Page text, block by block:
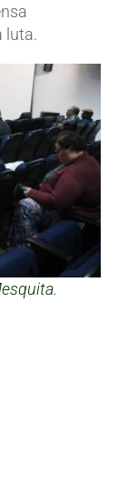
luta.